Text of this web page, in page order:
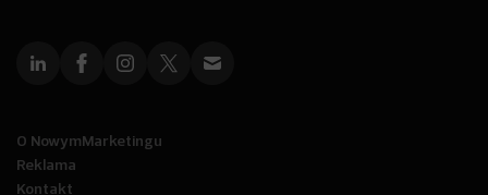
O NowymMarketingu
Reklama
Kontakt